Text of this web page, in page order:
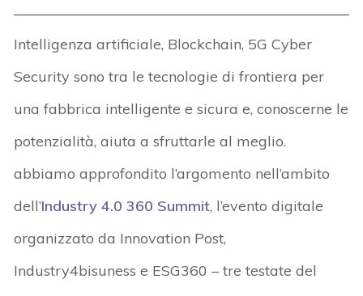
Intelligenza artificiale, Blockchain, 5G Cyber
Security sono tra le tecnologie di frontiera per
una fabbrica intelligente e sicura e, conoscerne le
potenzialità, aiuta a sfruttarle al meglio.
abbiamo approfondito l’argomento nell’ambito
dell’Industry 4.0 360 Summit, l’evento digitale
organizzato da Innovation Post,
Industry4bisuness e ESG360 – tre testate del